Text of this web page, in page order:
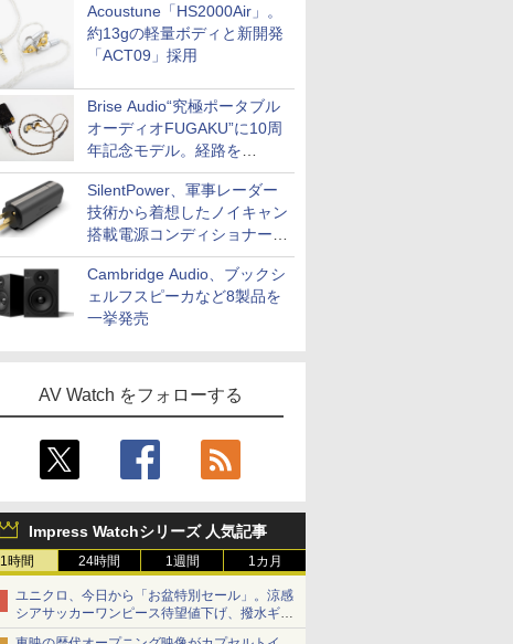
Acoustune「HS2000Air」。
約13gの軽量ボディと新開発
「ACT09」採用
Brise Audio“究極ポータブル
オーディオFUGAKU”に10周
年記念モデル。経路を
NISHIKIで統一。400万円
SilentPower、軍事レーダー
技術から着想したノイキャン
搭載電源コンディショナー
「AC iPurifier2」
Cambridge Audio、ブックシ
ェルフスピーカなど8製品を
一挙発売
AV Watch をフォローする
Impress Watchシリーズ 人気記事
1時間 24時間 1週間 1カ月
ユニクロ、今日から「お盆特別セール」。涼感
シアサッカーワンピース待望値下げ、撥水ギア
ショーツは1990円に